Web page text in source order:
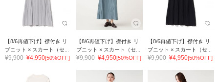
【8/6再値下げ】襟付き リ
ブニット × スカート（セ...
¥9,900 ¥4,950[50%OFF]
【8/6再値下げ】襟付き リ
ブニット × スカート（セ...
¥9,900 ¥4,950[50%OFF]
【8/6再値下げ】襟付き リ
ブニット × スカート（セ...
¥9,900 ¥4,950[50%OFF]